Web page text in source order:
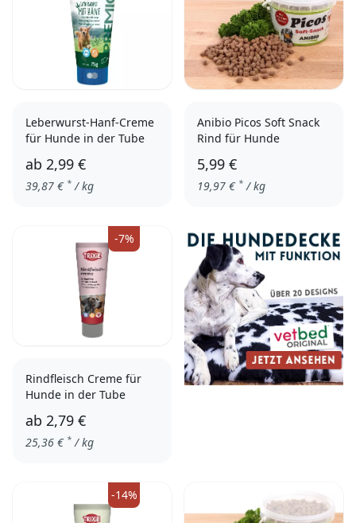
Leberwurst-Hanf-Creme
für Hunde in der Tube
ab 2,99 €
39,87 € * / kg
Anibio Picos Soft Snack
Rind für Hunde
5,99 €
19,97 € * / kg
-7%
Rindfleisch Creme für
Hunde in der Tube
ab 2,79 €
25,36 € * / kg
-14%